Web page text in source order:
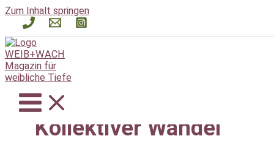
Zum Inhalt springen
Kollektiver Wandel